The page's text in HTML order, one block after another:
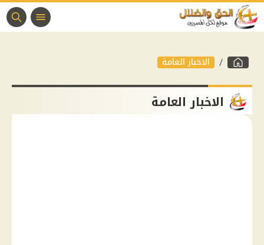
الاخبار العامة
الاخبار العامة